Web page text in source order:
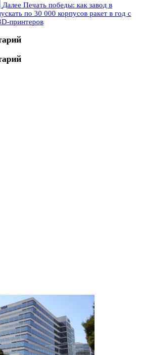
Далее Печать победы: как завод в
по 30 000 корпусов ракет в год с
принтеров